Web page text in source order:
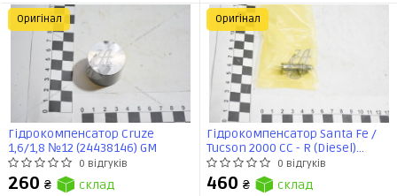
Гідрокомпенсатор Cruze
1,6/1,8 №12 (24438146) GM
0 відгуків
260 ₴ склад
Оригінал
Гідрокомпенсатор Santa Fe /
Tucson 2000 CC - R (Diesel)
(22231-2F000) Mobis
0 відгуків
460 ₴ склад
Оригінал